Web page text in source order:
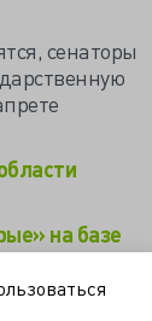
сенаторы
на базе